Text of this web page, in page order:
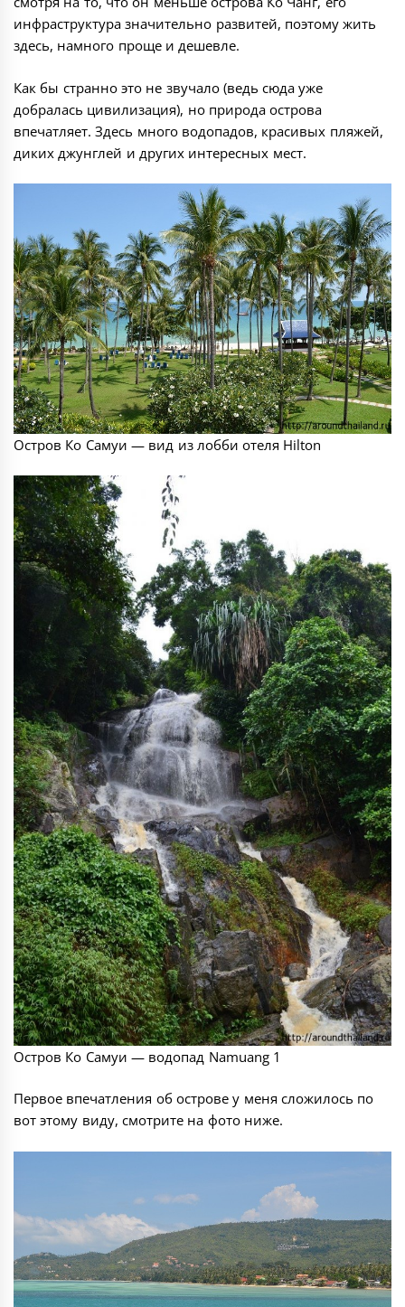
инфраструктура значительно развитей, поэтому жить
здесь, намного проще и дешевле.
Как бы странно это не звучало (ведь сюда уже
добралась цивилизация), но природа острова
впечатляет. Здесь много водопадов, красивых пляжей,
диких джунглей и других интересных мест.
Остров Ко Самуи — вид из лобби отеля Hilton
Остров Ко Самуи — водопад Namuang 1
Первое впечатления об острове у меня сложилось по
вот этому виду, смотрите на фото ниже.